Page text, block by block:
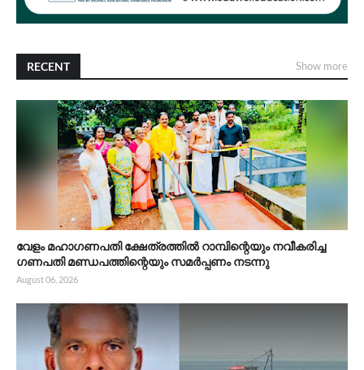
RECENT Show more
വേളം മഹാഗണപതി ക്ഷേത്രത്തിൽ റാമ്പിന്റെയും നവീകരിച്ച
ഗണപതി മണ്ഡപത്തിന്റെയും സമർപ്പണം നടന്നു
August 06, 2026